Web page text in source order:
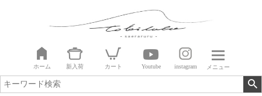
ホーム 新入荷 カート Youtube instagram メニュー